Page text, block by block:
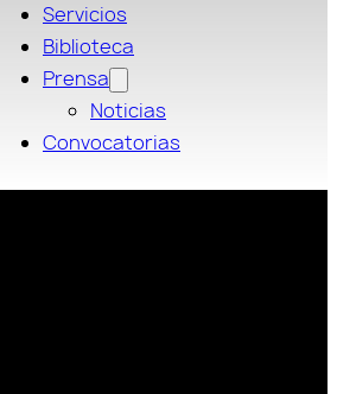
Servicios
Biblioteca
Prensa
Noticias
Convocatorias